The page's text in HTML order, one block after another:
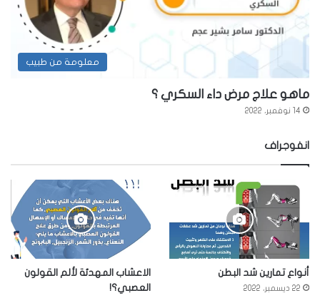
معلومة من طبيب
ماهو علاج مرض داء السكري ؟
14 نوفمبر، 2022
انفوجراف
أنواع تمارين شد البطن
22 ديسمبر، 2022
الاعشاب المهدئة لألم القولون
العصبي؟!